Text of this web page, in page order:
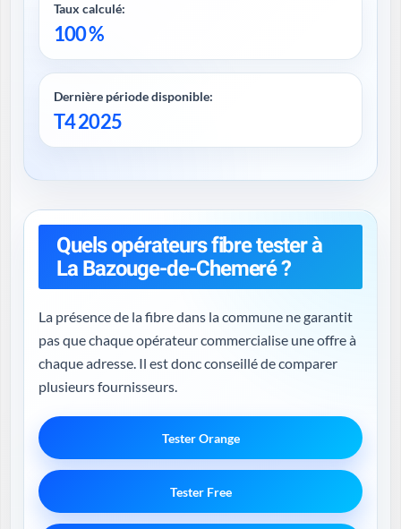
Taux calculé:
100 %
Dernière période disponible:
T4 2025
Quels opérateurs fibre tester à
La Bazouge-de-Chemeré ?
La présence de la fibre dans la commune ne garantit
pas que chaque opérateur commercialise une offre à
chaque adresse. Il est donc conseillé de comparer
plusieurs fournisseurs.
Tester Orange
Tester Free